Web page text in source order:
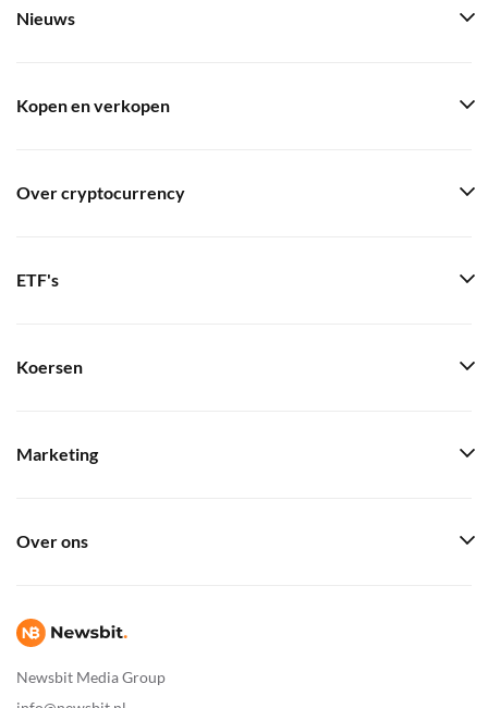
Newsbit Media Group
Nieuws
Kopen en verkopen
Over cryptocurrency
ETF's
Koersen
Marketing
Over ons